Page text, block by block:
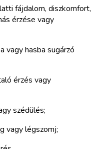
fájdalom, diszkomfort,
érzése vagy
vagy hasba sugárzó
érzés vagy
szédülés;
vagy légszomj;